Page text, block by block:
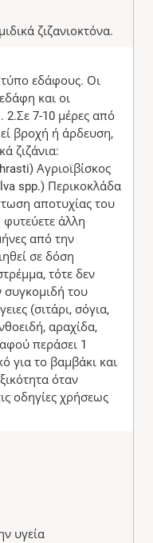
ζιζανιοκτόνα.
εδάφους. Οι
και οι
2.Σε 7-10 μέρες από
βροχή ή άρδευση,
ζιζάνια:
Αγριοϊβίσκος
spp.) Περικοκλάδα
αποτυχίας του
άλλη
από την
σε δόση
τότε δεν
συγκομιδή του
(σιτάρι, σόγια,
αραχίδα,
περάσει 1
για το βαμβάκι και
όταν
οδηγίες χρήσεως
υγεία